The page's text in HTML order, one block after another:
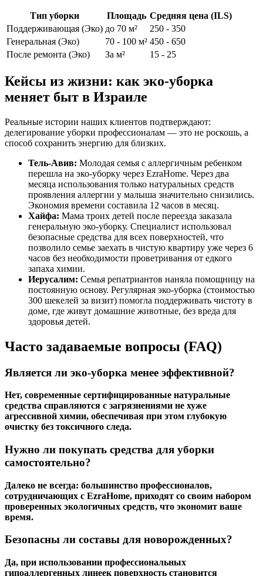
Тип уборки Площадь Средняя цена (ILS)
Поддерживающая (Эко) до 70 м²
250 - 350
Генеральная (Эко)
70 - 100 м² 450 - 650
После ремонта (Эко)
За м² 15 - 25
Кейсы из жизни: как эко-уборка
меняет быт в Израиле
Реальные истории наших клиентов подтверждают:
делегирование уборки профессионалам — это не роскошь, а
способ сохранить энергию для близких.
Тель-Авив: Молодая семья с аллергичным ребенком
перешла на эко-уборку через EzraHome. Через два
месяца использования только натуральных средств
проявления аллергии у малыша значительно снизились.
Экономия времени составила 12 часов в месяц.
Хайфа: Мама троих детей после переезда заказала
генеральную эко-уборку. Специалист использовал
безопасные средства для всех поверхностей, что
позволило семье заехать в чистую квартиру уже через 6
часов без необходимости проветривания от едкого
запаха химии.
Иерусалим: Семья репатриантов наняла помощницу на
постоянную основу. Регулярная эко-уборка (стоимостью
300 шекелей за визит) помогла поддерживать чистоту в
доме, где живут домашние животные, без вреда для
здоровья детей.
Часто задаваемые вопросы (FAQ)
Является ли эко-уборка менее эффективной?
Нет, современные сертифицированные натуральные
средства справляются с загрязнениями не хуже
агрессивной химии, обеспечивая при этом глубокую
очистку без токсичного следа.
Нужно ли покупать средства для уборки
самостоятельно?
Далеко не всегда: большинство профессионалов,
сотрудничающих с EzraHome, приходят со своим набором
проверенных экологичных средств, что экономит ваше
время.
Безопасны ли составы для новорожденных?
Да, при использовании профессиональных
гипоаллергенных линеек поверхность становится